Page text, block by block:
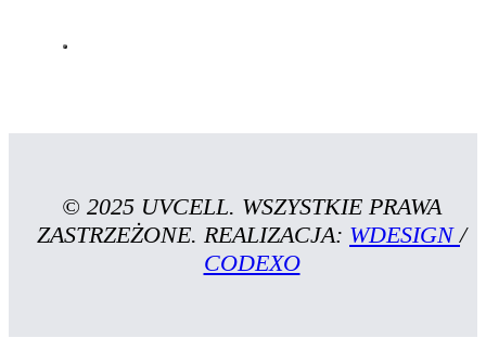
© 2025 UVCELL. WSZYSTKIE PRAWA
ZASTRZEŻONE. REALIZACJA: WDESIGN/
CODEXO